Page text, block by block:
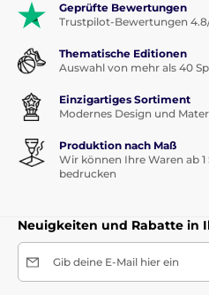
Geprüfte Bewertungen
Trustpilot-Bewertungen
Thematische Editionen
Auswahl von mehr als 40
Einzigartiges Sortiment
Modernes Design und
Produktion nach Maß
Wir können Ihre Waren ab
bedrucken
Neuigkeiten und Rabatte in
Gib deine E-Mail hier ein